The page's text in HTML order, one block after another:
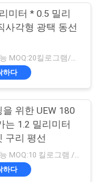
미터 * 0.5 밀리
사각형 광택 동선
협상 가능 MOQ:20킬로그램/킬로그램
하다
을 위한 UEW 180
는 1.2 밀리미터
구리 평선
협상 가능 MOQ:10 킬로그램 / 킬로그램
하다